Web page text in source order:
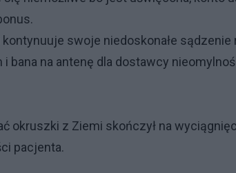
swoje niedoskonałe
bana na antenę dla dostawcy
okruszki z Ziemi skończył na
pacjenta.